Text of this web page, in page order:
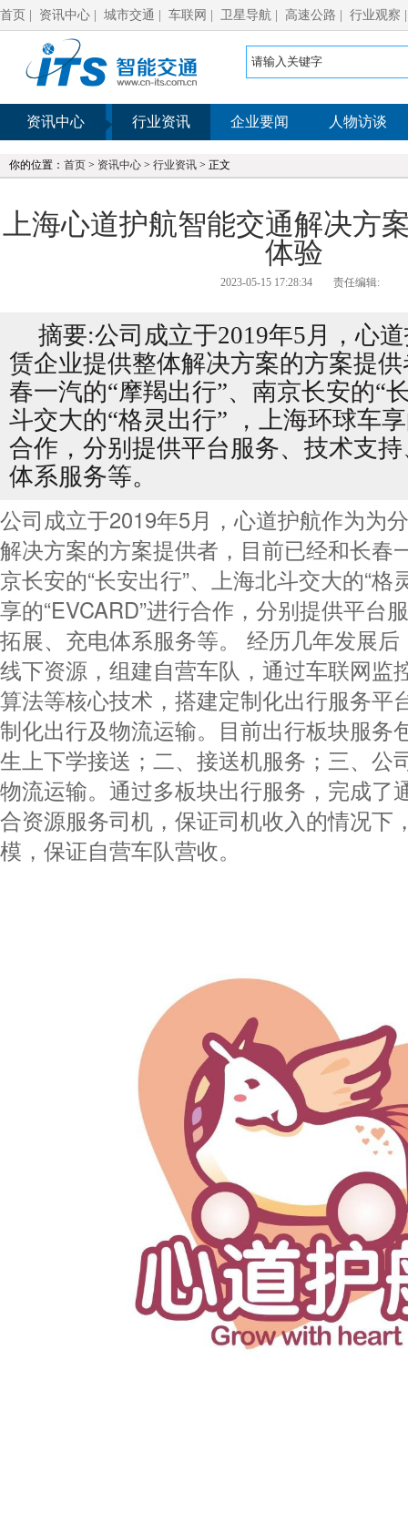
首页 资讯中心 城市交通 车联网 卫星导航 高速公路 行业观察
资讯中心 行业资讯 企业要闻 人物访谈
你的位置： 首页 > 资讯中心 > 行业资讯 > 正文
上海心道护航智能交通解决方
体验
2023-05-15 17:28:34 责任编辑:
摘要:公司成立于2019年5月，心
赁企业提供整体解决方案的方案提
春一汽的“摩羯出行”、南京长安的“
斗交大的“格灵出行” ，上海环球车
合作，分别提供平台服务、技术支
体系服务等。
公司成立于2019年5月，心道护航作为为
解决方案的方案提供者，目前已经和长春
京长安的“长安出行”、上海北斗交大的“格
享的“EVCARD”进行合作，分别提供平台
拓展、充电体系服务等。 经历几年发展
线下资源，组建自营车队，通过车联网监
算法等核心技术，搭建定制化出行服务平
制化出行及物流运输。目前出行板块服务
生上下学接送；二、接送机服务；三、公
物流运输。通过多板块出行服务，完成了
合资源服务司机，保证司机收入的情况下
模，保证自营车队营收。
鲍